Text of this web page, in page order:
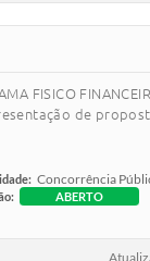
FISICO
de
Concorrência
ABERTO